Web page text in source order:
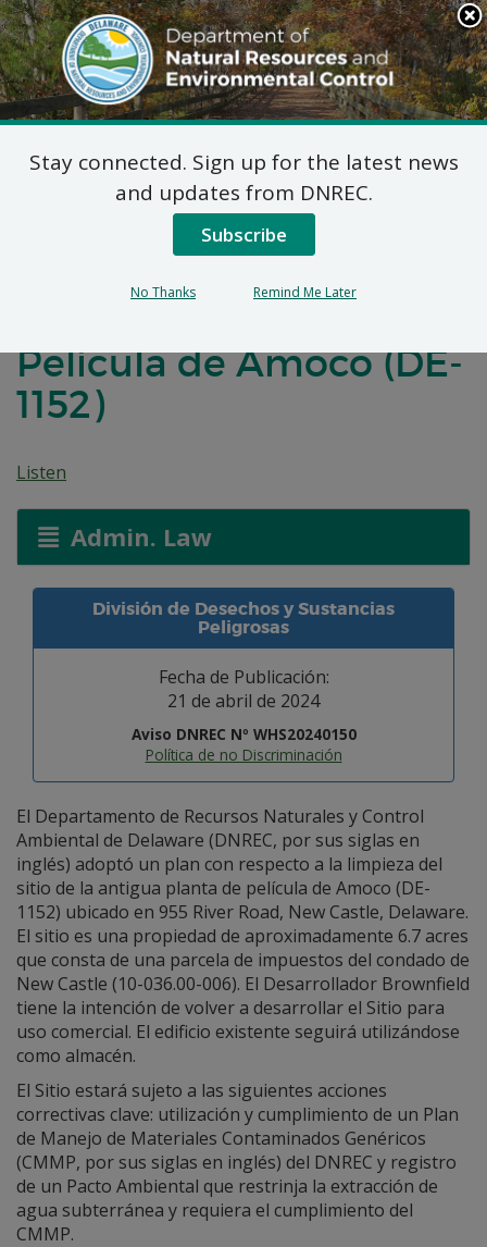
Search
This
Site
DNREC Menu
Plan Final de Medidas
Correctivas para el
Emplazamiento de la
Película de Amoco (DE-
1152)
Listen
Admin. Law
División de Desechos y Sustancias
Peligrosas
Fecha de Publicación:
21 de abril de 2024
Aviso DNREC Nº WHS20240150
Política de no Discriminación
El Departamento de Recursos Naturales y Control
Ambiental de Delaware (DNREC, por sus siglas en
inglés) adoptó un plan con respecto a la limpieza del
sitio de la antigua planta de película de Amoco (DE-
1152) ubicado en 955 River Road, New Castle, Delaware.
El sitio es una propiedad de aproximadamente 6.7 acres
que consta de una parcela de impuestos del condado de
New Castle (10-036.00-006). El Desarrollador Brownfield
tiene la intención de volver a desarrollar el Sitio para
uso comercial. El edificio existente seguirá utilizándose
como almacén.
El Sitio estará sujeto a las siguientes acciones
correctivas clave: utilización y cumplimiento de un Plan
de Manejo de Materiales Contaminados Genéricos
(CMMP, por sus siglas en inglés) del DNREC y registro
de un Pacto Ambiental que restrinja la extracción de
agua subterránea y requiera el cumplimiento del
CMMP.
Stay connected. Sign up for the latest news
and updates from DNREC.
Subscribe
No Thanks Remind Me Later